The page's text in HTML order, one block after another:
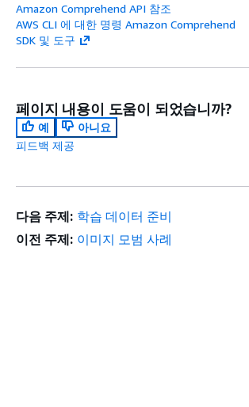
Amazon Comprehend API 참조
AWS CLI 에 대한 명령 Amazon Comprehend
SDK 및 도구
페이지 내용이 도움이 되었습니까?
예
아니요
피드백 제공
다음 주제: 학습 데이터 준비
이전 주제: 이미지 모범 사례